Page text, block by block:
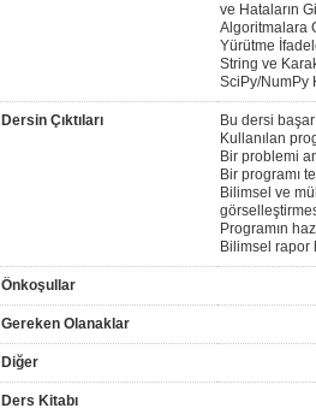
ve Hataların
Algoritmalara
Yürütme
String ve
SciPy/NumPy
Dersin Çıktıları
Bu dersi
Kullanılan
Bir problemi
Bir programı
Bilimsel ve
Programın
Bilimsel rapor
Önkoşullar
Gereken Olanaklar
Diğer
Ders Kitabı